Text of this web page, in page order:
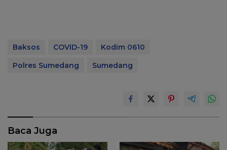
Baksos COVID-19
Kodim 0610
Polres Sumedang
Sumedang
Baca Juga